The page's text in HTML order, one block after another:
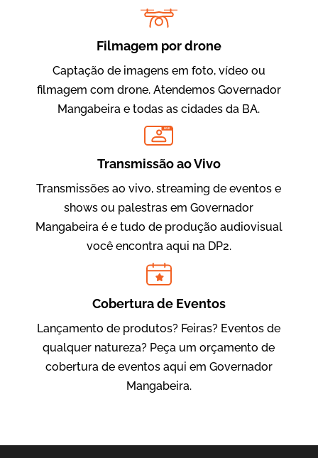
Evolucional
Vídeos para Treinamentos
IBCC
Vídeo Institucional
Filmagem por drone
Captação de imagens em foto, vídeo ou
filmagem com drone. Atendemos Governador
Mangabeira e todas as cidades da BA.
LIVE
Transmissão ao Vivo
Transmissões ao vivo, streaming de eventos e
shows ou palestras em Governador
Mangabeira é e tudo de produção audiovisual
você encontra aqui na DP2.
Cobertura de Eventos
Lançamento de produtos? Feiras? Eventos de
qualquer natureza? Peça um orçamento de
cobertura de eventos aqui em Governador
Mangabeira.